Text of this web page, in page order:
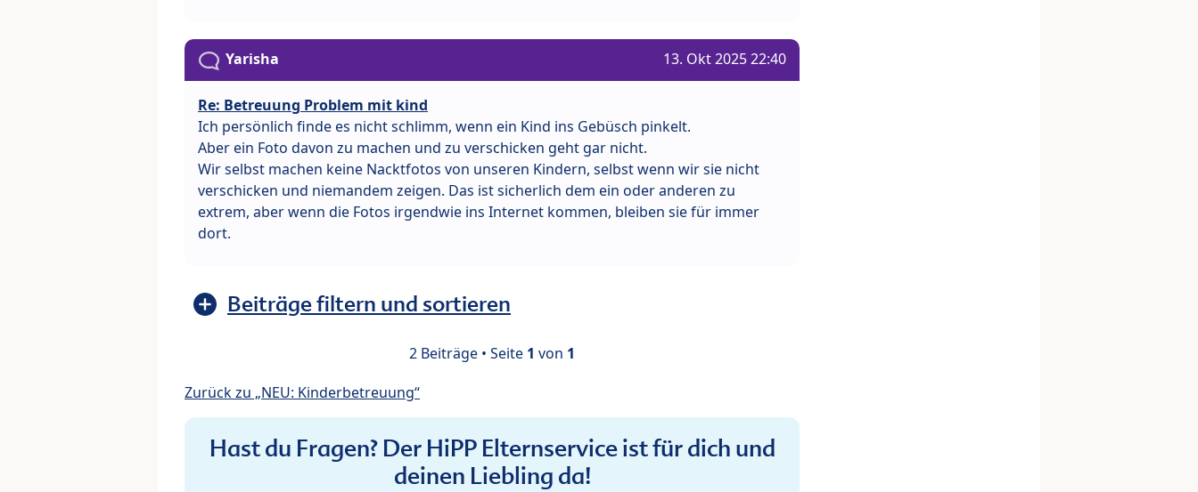
Yarisha 13. Okt 2025 22:40
Re: Betreuung Problem mit kind
Ich persönlich finde es nicht schlimm, wenn ein Kind ins Gebüsch pinkelt.
Aber ein Foto davon zu machen und zu verschicken geht gar nicht.
Wir selbst machen keine Nacktfotos von unseren Kindern, selbst wenn wir sie nicht
verschicken und niemandem zeigen. Das ist sicherlich dem ein oder anderen zu
extrem, aber wenn die Fotos irgendwie ins Internet kommen, bleiben sie für immer
dort.
Beiträge filtern und sortieren
2 Beiträge • Seite 1 von 1
Zurück zu „NEU: Kinderbetreuung“
Hast du Fragen? Der HiPP Elternservice ist für dich und
deinen Liebling da!